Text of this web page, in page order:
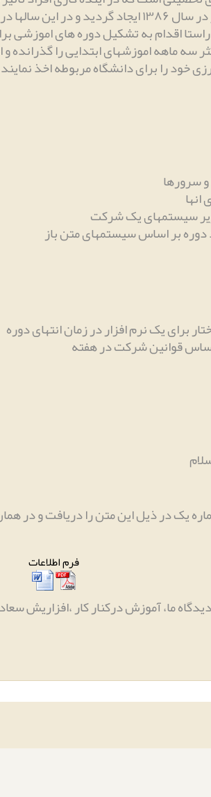
منظور دستیابی به نیروی انسانی مورد نیاز
اقدام به تشکیل دوره های اموزشی
ماهه اموزشهای ابتدایی را گذرانده
و سرورها
سیستمهای یک شرکت
قوانین شرکت در هفته
یک در ذیل این متن را دریافت و در
فرم اطلاعات
دیدگاه ما، آموزش درکنار کار ،افزاریش